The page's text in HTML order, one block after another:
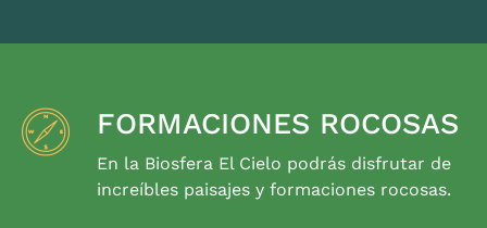
FORMACIONES ROCOSAS
En la Biosfera El Cielo podrás disfrutar de
increíbles paisajes y formaciones rocosas.